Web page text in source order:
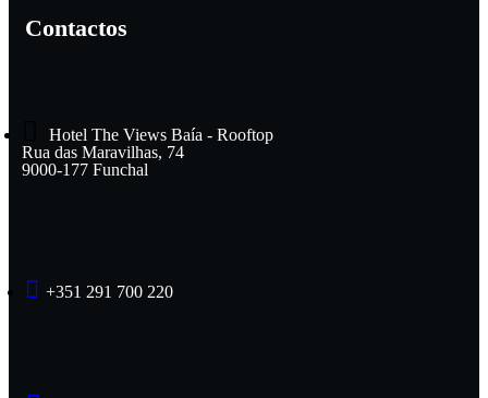
Contactos
Hotel The Views Baía - Rooftop
Rua das Maravilhas, 74
9000-177 Funchal
+351 291 700 220